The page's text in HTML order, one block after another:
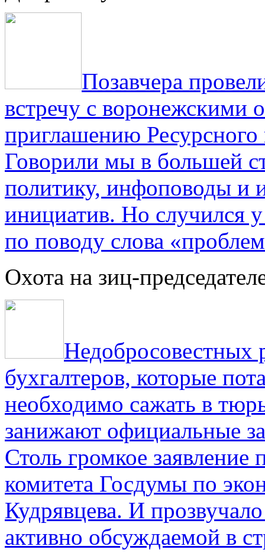
Позавчера
встречу с воронежскими
приглашению
Говорили мы в большей
политику, инфоповоды
инициатив. Но случился
по поводу слова
Охота на зиц-
Недобросовестных
бухгалтеров, которые
необходимо сажать в
занижают официальные
Столь громкое заявление
комитета Госдумы по
Кудрявцева. И
активно обсуждаемой в